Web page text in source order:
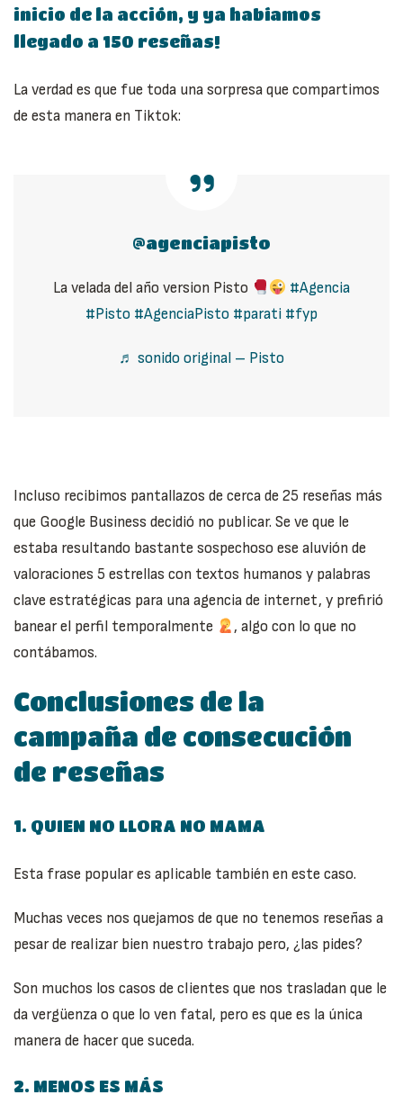
inicio de la acción, y ya habíamos
llegado a 150 reseñas!
La verdad es que fue toda una sorpresa que compartimos
de esta manera en Tiktok:
@agenciapisto
La velada del año version Pisto
#Agencia
#Pisto #AgenciaPisto #parati #fyp
♬ sonido original – Pisto
Incluso recibimos pantallazos de cerca de 25 reseñas más
que Google Business decidió no publicar. Se ve que le
estaba resultando bastante sospechoso ese aluvión de
valoraciones 5 estrellas con textos humanos y palabras
clave estratégicas para una agencia de internet, y prefirió
banear el perfil temporalmente
, algo con lo que no
contábamos.
Conclusiones de la
campaña de consecución
de reseñas
1. QUIEN NO LLORA NO MAMA
Esta frase popular es aplicable también en este caso.
Muchas veces nos quejamos de que no tenemos reseñas a
pesar de realizar bien nuestro trabajo pero, ¿las pides?
Son muchos los casos de clientes que nos trasladan que le
da vergüenza o que lo ven fatal, pero es que es la única
manera de hacer que suceda.
2. MENOS ES MÁS